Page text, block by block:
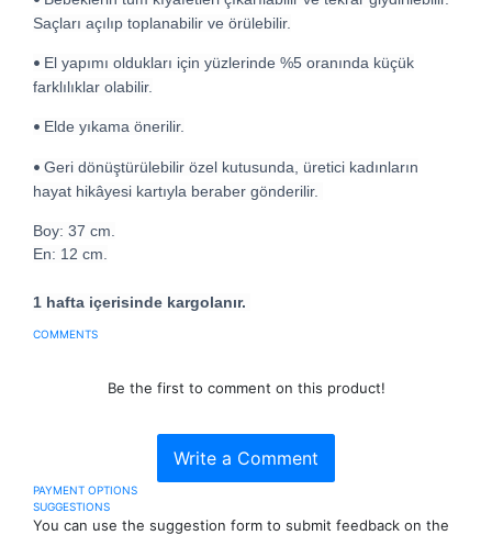
Saçları açılıp toplanabilir ve örülebilir.
• El yapımı oldukları için yüzlerinde %5 oranında küçük
farklılıklar olabilir.
• Elde yıkama önerilir.
• Geri dönüştürülebilir özel kutusunda, üretici kadınların
hayat hikâyesi kartıyla beraber gönderilir.
Boy: 37 cm.
En: 12 cm.
1 hafta içerisinde kargolanır.
COMMENTS
Be the first to comment on this product!
Write a Comment
PAYMENT OPTIONS
SUGGESTIONS
You can use the suggestion form to submit feedback on the